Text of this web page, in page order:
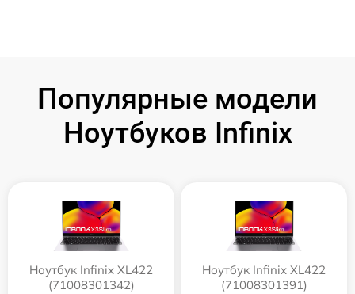
Популярные модели
Ноутбуков Infinix
Ноутбук Infinix XL422
(71008301342)
Ноутбук Infinix XL422
(71008301391)